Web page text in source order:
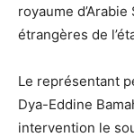
royaume
étrangères de
Le représentant
Dya-Eddine
intervention le